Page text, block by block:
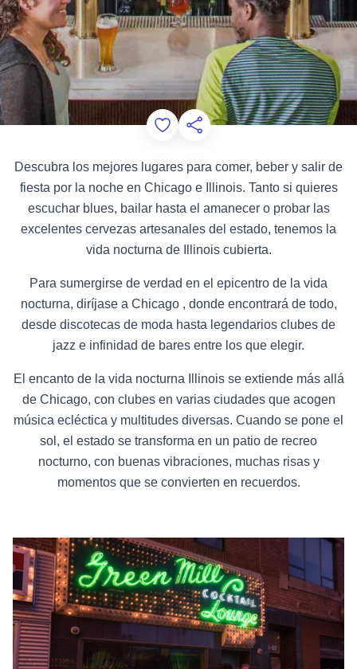
Add to Favorites
Compartir esta página
Descubra los mejores lugares para comer, beber y salir de
fiesta por la noche en Chicago e Illinois. Tanto si quieres
escuchar blues, bailar hasta el amanecer o probar las
excelentes cervezas artesanales del estado, tenemos la
vida nocturna de Illinois cubierta.
Para sumergirse de verdad en el epicentro de la vida
nocturna, diríjase a Chicago , donde encontrará de todo,
desde discotecas de moda hasta legendarios clubes de
jazz e infinidad de bares entre los que elegir.
El encanto de la vida nocturna Illinois se extiende más allá
de Chicago, con clubes en varias ciudades que acogen
música ecléctica y multitudes diversas. Cuando se pone el
sol, el estado se transforma en un patio de recreo
nocturno, con buenas vibraciones, muchas risas y
momentos que se convierten en recuerdos.